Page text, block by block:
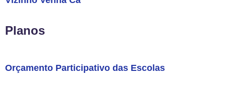
Planos
Orçamento Participativo das Escolas